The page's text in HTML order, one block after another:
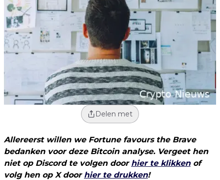
Delen met
Allereerst willen we Fortune favours the Brave
bedanken voor deze Bitcoin analyse. Vergeet hen
niet op Discord te volgen door hier te klikkenof
volg hen op X door hier te drukken!